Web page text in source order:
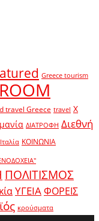
Greece tourism
travel Greece travel X
ΔΙΑΤΡΟΦΗ Διεθνή
Ιταλία ΚΟΙΝΩΝΙΑ
ΠΟΛΙΤΙΣΜΟΣ
ΥΓΕΙΑΦΟΡΕΙΣ
κρούσματα